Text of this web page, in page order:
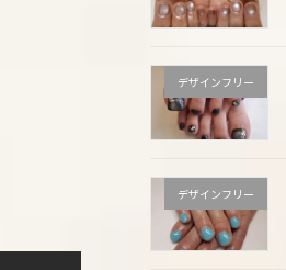
デザインフリー
デザインフリー